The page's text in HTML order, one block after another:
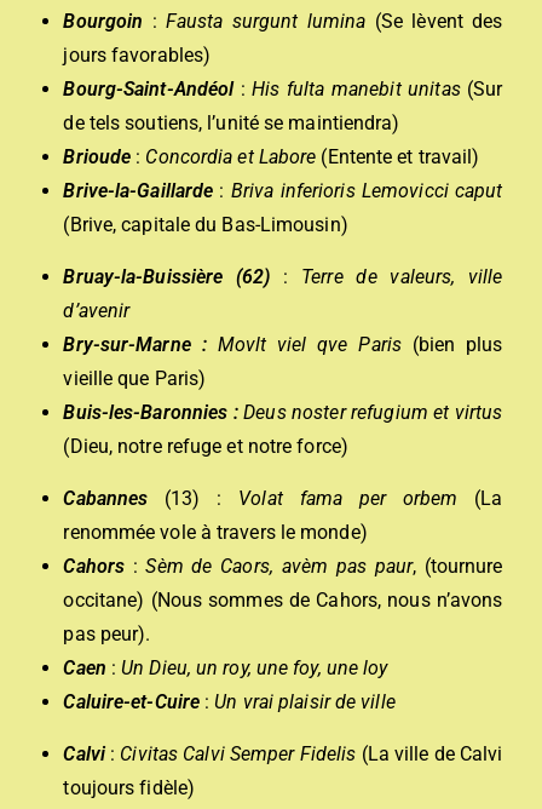
Bourgoin : Fausta surgunt lumina (Se lèvent des
jours favorables)
Bourg-Saint-Andéol :His fulta manebit unitas(Sur
de tels soutiens, l’unité se maintiendra)
Brioude : Concordia et Labore (Entente et travail)
Brive-la-Gaillarde : Briva inferioris Lemovicci caput
(Brive, capitale du Bas-Limousin)
Bruay-la-Buissière(62) : Terre de valeurs, ville
d’avenir
Bry-sur-Marne : Movlt viel qve Paris (bien plus
vieille que Paris)
Buis-les-Baronnies :Deus noster refugium et virtus
(Dieu, notre refuge et notre force)
Cabannes (13) : Volat fama per orbem (La
renommée vole à travers le monde)
Cahors :Sèm de Caors, avèm pas paur, (tournure
occitane) (Nous sommes de Cahors, nous n’avons
pas peur).
Caen : Un Dieu, un roy, une foy, une loy
Caluire-et-Cuire : Un vrai plaisir de ville
Calvi: Civitas Calvi Semper Fidelis (La ville de Calvi
toujours fidèle)